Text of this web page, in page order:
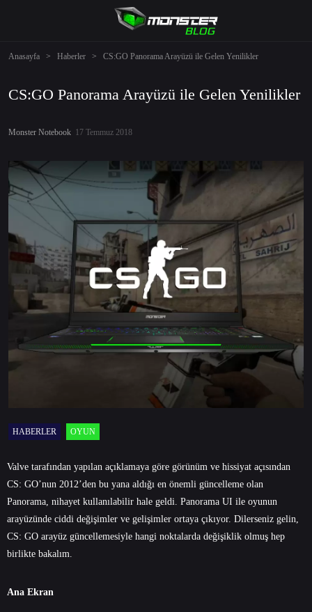
Anasayfa > Haberler > CS:GO Panorama Arayüzü ile Gelen Yenilikler
CS:GO Panorama Arayüzü ile Gelen Yenilikler
Monster Notebook 17 Temmuz 2018
HABERLER OYUN
Valve tarafından yapılan açıklamaya göre görünüm ve hissiyat açısından
CS: GO’nun 2012’den bu yana aldığı en önemli güncelleme olan
Panorama, nihayet kullanılabilir hale geldi. Panorama UI ile oyunun
arayüzünde ciddi değişimler ve gelişimler ortaya çıkıyor. Dilerseniz gelin,
CS: GO arayüz güncellemesiyle hangi noktalarda değişiklik olmuş hep
birlikte bakalım.
Ana Ekran